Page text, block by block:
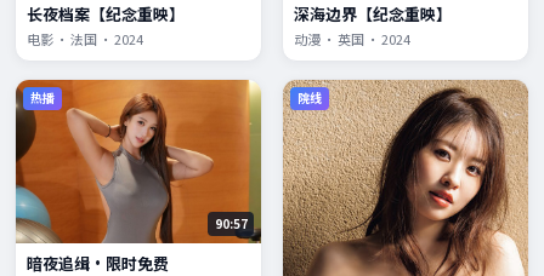
长夜档案【纪念重映】
电影 · 法国 · 2024
深海边界【纪念重映】
动漫 · 英国 · 2024
热播
90:57
暗夜追缉·限时免费
院线